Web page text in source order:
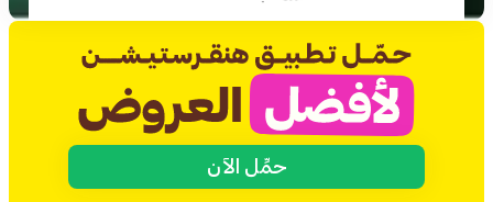
حمِّل الآن